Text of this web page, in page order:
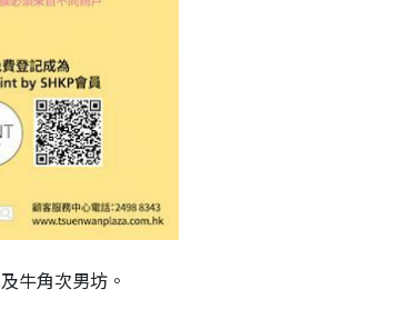
牛角次男坊。